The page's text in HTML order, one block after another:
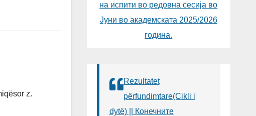
z.
на испити во редовна сесија во
Јуни во академската 2025/2026
година.
Rezultatet
përfundimtare(Cikli i
dytë) || Конечните